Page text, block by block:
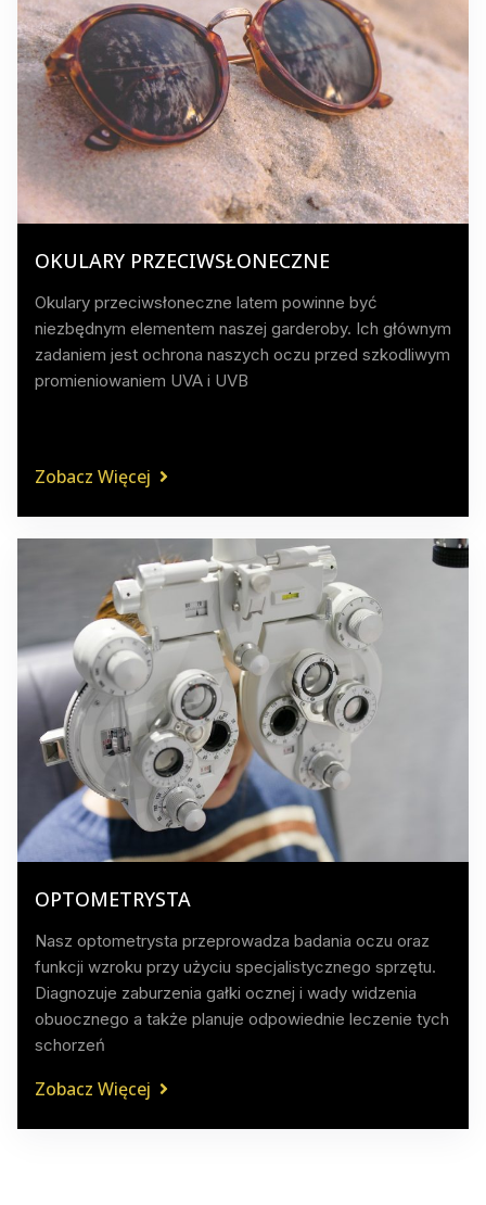
OKULARY PRZECIWSŁONECZNE
Okulary przeciwsłoneczne latem powinne być
niezbędnym elementem naszej garderoby. Ich głównym
zadaniem jest ochrona naszych oczu przed szkodliwym
promieniowaniem UVA i UVB
Zobacz Więcej
OPTOMETRYSTA
Nasz optometrysta przeprowadza badania oczu oraz
funkcji wzroku przy użyciu specjalistycznego sprzętu.
Diagnozuje zaburzenia gałki ocznej i wady widzenia
obuocznego a także planuje odpowiednie leczenie tych
schorzeń
Zobacz Więcej